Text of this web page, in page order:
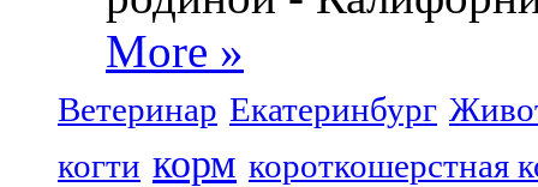
More »
Ветеринар Екатеринбург
когти корм короткошерстная